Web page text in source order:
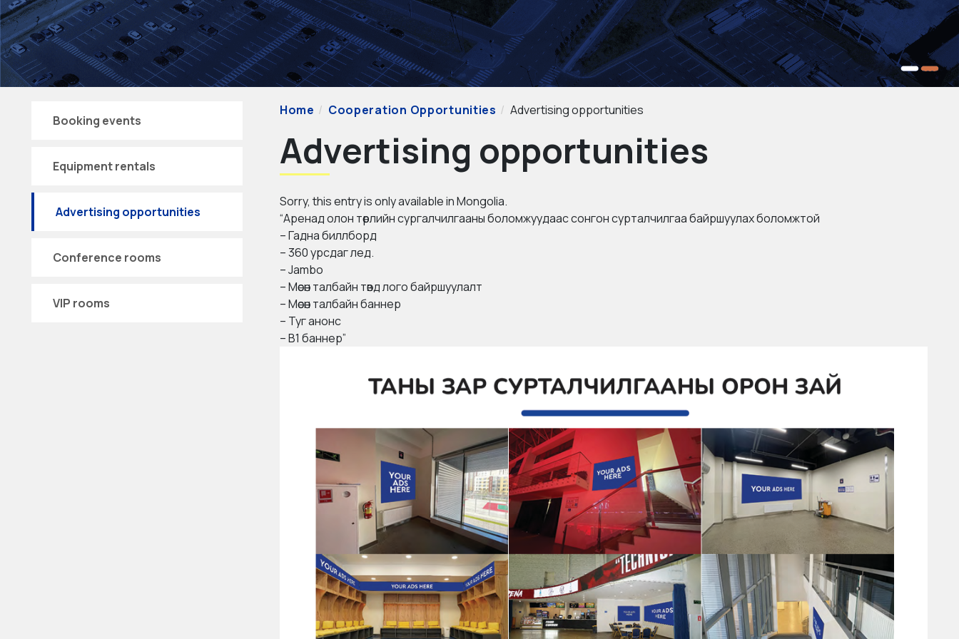
Booking events
Equipment rentals
Advertising opportunities
Conference rooms
VIP rooms
Home Cooperation Opportunities Advertising opportunities
Advertising opportunities
Sorry, this entry is only available inMongolia.
“Аренад олон төрлийн сургалчилгааны боломжуудаас сонгон сурталчилгаа байршуулах боломжтой
– Гадна биллборд
– 360 урсдаг лед.
– Jambo
– Мөсөн талбайн төвд лого байршуулалт
– Мөсөн талбайн баннер
– Туг анонс
– В1 баннер”